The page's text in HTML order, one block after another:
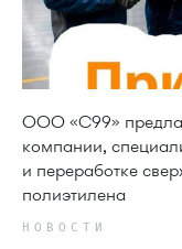
ООО «С99»
компании,
и переработке
полиэтилена
НОВОСТИ